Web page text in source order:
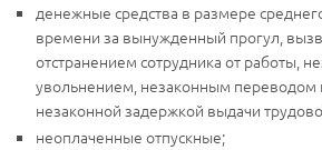
денежные средства в размере
времени за вынужденный прогул,
отстранением сотрудника от работы,
увольнением, незаконным переводом
незаконной задержкой выдачи
неоплаченные отпускные;